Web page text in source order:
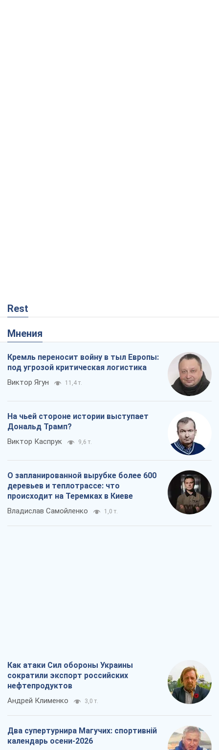
Rest
Мнения
Кремль переносит войну в тыл Европы:
под угрозой критическая логистика
Виктор Ягун 11,4 т.
На чьей стороне истории выступает
Дональд Трамп?
Виктор Каспрук 9,6 т.
О запланированной вырубке более 600
деревьев и теплотрассе: что
происходит на Теремках в Киеве
Владислав Самойленко 1,0 т.
Как атаки Сил обороны Украины
сократили экспорт российских
нефтепродуктов
Андрей Клименко 3,0 т.
Два супертурнира Магучих: спортивній
календарь осени-2026